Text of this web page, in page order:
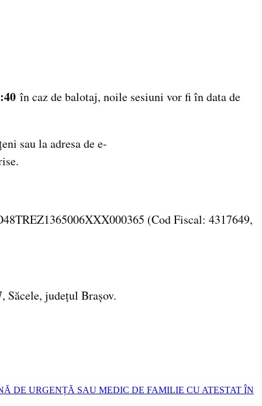
în caz de balotaj, noile sesiuni vor fi în data de
sau la adresa de e-
(Cod Fiscal: 4317649,
județul Brașov.
DE URGENȚĂ SAU MEDIC DE FAMILIE CU ATESTAT ÎN